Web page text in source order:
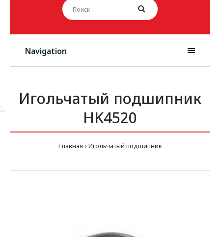
Navigation
Игольчатый подшипник
HK4520
Главная Игольчатый подшипник